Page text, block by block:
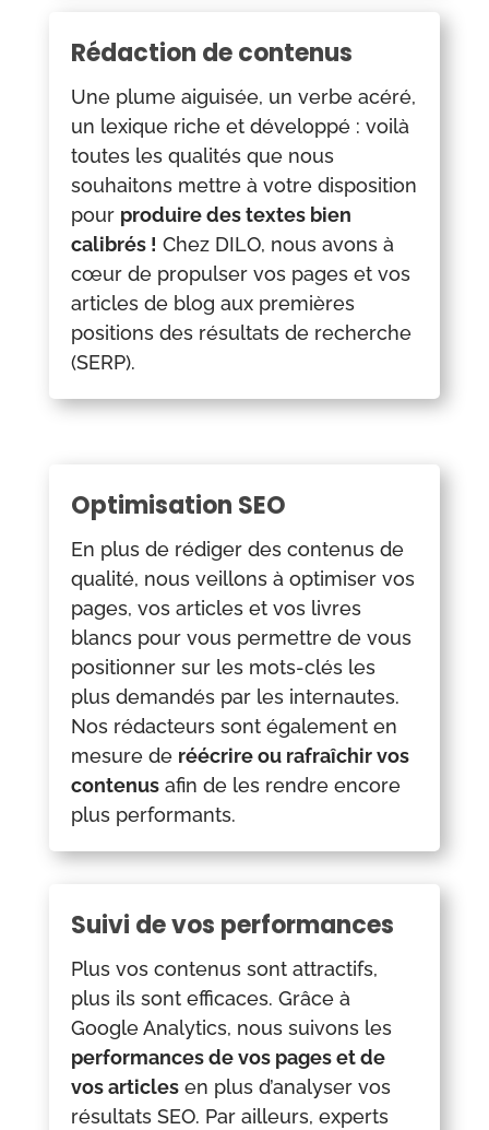
Rédaction de contenus
Une plume aiguisée, un verbe acéré,
un lexique riche et développé : voilà
toutes les qualités que nous
souhaitons mettre à votre disposition
pour produire des textes bien
calibrés ! Chez DILO, nous avons à
cœur de propulser vos pages et vos
articles de blog aux premières
positions des résultats de recherche
(SERP).
Optimisation SEO
En plus de rédiger des contenus de
qualité, nous veillons à optimiser vos
pages, vos articles et vos livres
blancs pour vous permettre de vous
positionner sur les mots-clés les
plus demandés par les internautes.
Nos rédacteurs sont également en
mesure de réécrire ou rafraîchir vos
contenusafin de les rendre encore
plus performants.
Suivi de vos performances
Plus vos contenus sont attractifs,
plus ils sont efficaces. Grâce à
Google Analytics, nous suivons les
performances de vos pages et de
vos articlesen plus d’analyser vos
résultats SEO. Par ailleurs, experts